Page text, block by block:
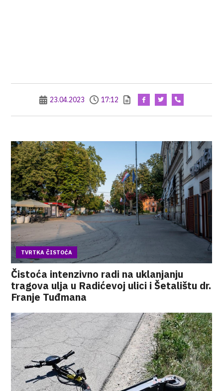
23.04.2023 17:12
TVRTKA ČISTOĆA
Čistoća intenzivno radi na uklanjanju
tragova ulja u Radićevoj ulici i Šetalištu dr.
Franje Tuđmana